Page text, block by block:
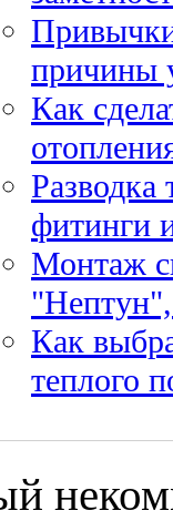
причины
Как
Разводка
фитинги
Монтаж
Как
теплого